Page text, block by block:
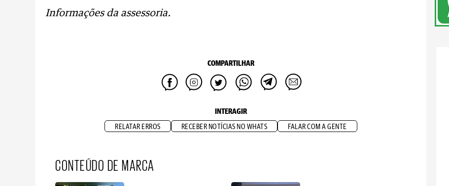
Informações da assessoria.
COMPARTILHAR
INTERAGIR
RELATAR ERROS RECEBER NOTÍCIAS NO WHATS FALAR COM A GENTE
CONTEÚDO DE MARCA